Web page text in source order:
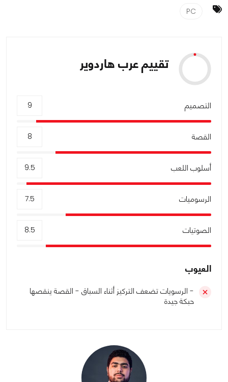
PC
تقييم عرب هاردوير
التصميم 9
القصة 8
أسلوب اللعب 9.5
الرسوميات 7.5
الصوتيات 8.5
العيوب
- الرسويات تضعف التركيز أثناء السباق - القصة ينقصها
حبكة جيدة